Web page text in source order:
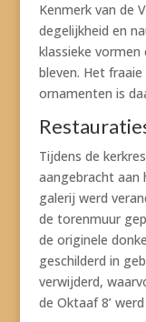
Kenmerk van de
degelijkheid en
klassieke
bleven. Het
ornamenten is
Tijdens de
aangebracht aan
galerij werd
de torenmuur
de originele
geschilderd in
verwijderd,
de Oktaaf 8’